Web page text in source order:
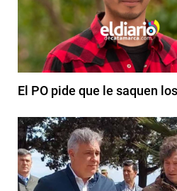
El PO pide que le saquen